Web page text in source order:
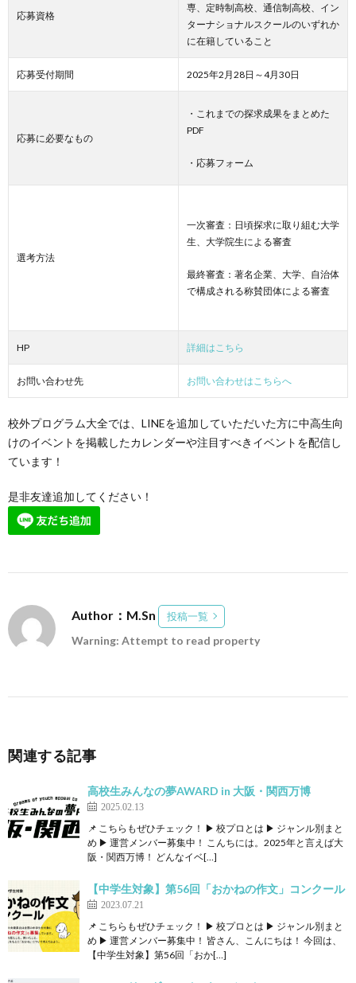
応募資格
専、定時制高校、通信制高校、イン
ターナショナルスクールのいずれか
に在籍していること
応募受付期間 2025年2月28日～4月30日
応募に必要なもの
・これまでの探求成果をまとめた
PDF
・応募フォーム
選考方法
一次審査：日頃探求に取り組む大学
生、大学院生による審査
最終審査：著名企業、大学、自治体
で構成される称賛団体による審査
HP 詳細はこちら
お問い合わせ先 お問い合わせはこちらへ
校外プログラム大全では、LINEを追加していただいた方に中高生向
けのイベントを掲載したカレンダーや注目すべきイベントを配信し
ています！
是非友達追加してください！
Author：M.Sn 投稿一覧
Warning: Attempt to read property
関連する記事
高校生みんなの夢AWARD in 大阪・関西万博
2025.02.13
📌 こちらもぜひチェック！ ▶ 校プロとは ▶ ジャンル別まと
め ▶ 運営メンバー募集中！ こんちには。2025年と言えば大
阪・関西万博！ どんなイベ[…]
【中学生対象】第56回「おかねの作文」コンクール
2023.07.21
📌 こちらもぜひチェック！ ▶ 校プロとは ▶ ジャンル別まと
め ▶ 運営メンバー募集中！ 皆さん、こんにちは！ 今回は、
【中学生対象】第56回「おか[…]